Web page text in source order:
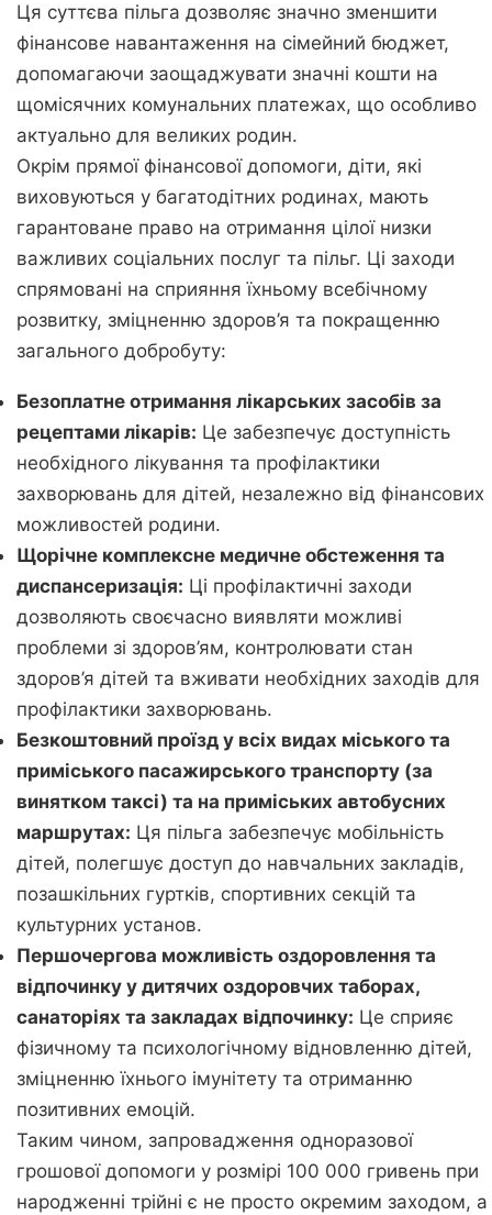
Ця суттєва пільга дозволяє значно зменшити
фінансове навантаження на сімейний бюджет,
допомагаючи заощаджувати значні кошти на
щомісячних комунальних платежах, що особливо
актуально для великих родин.
Окрім прямої фінансової допомоги, діти, які
виховуються у багатодітних родинах, мають
гарантоване право на отримання цілої низки
важливих соціальних послуг та пільг. Ці заходи
спрямовані на сприяння їхньому всебічному
розвитку, зміцненню здоров’я та покращенню
загального добробуту:
Безоплатне отримання лікарських засобів за
рецептами лікарів: Це забезпечує доступність
необхідного лікування та профілактики
захворювань для дітей, незалежно від фінансових
можливостей родини.
Щорічне комплексне медичне обстеження та
диспансеризація: Ці профілактичні заходи
дозволяють своєчасно виявляти можливі
проблеми зі здоров’ям, контролювати стан
здоров’я дітей та вживати необхідних заходів для
профілактики захворювань.
Безкоштовний проїзд у всіх видах міського та
приміського пасажирського транспорту (за
винятком таксі) та на приміських автобусних
маршрутах: Ця пільга забезпечує мобільність
дітей, полегшує доступ до навчальних закладів,
позашкільних гуртків, спортивних секцій та
культурних установ.
Першочергова можливість оздоровлення та
відпочинку у дитячих оздоровчих таборах,
санаторіях та закладах відпочинку: Це сприяє
фізичному та психологічному відновленню дітей,
зміцненню їхнього імунітету та отриманню
позитивних емоцій.
Таким чином, запровадження одноразової
грошової допомоги у розмірі 100 000 гривень при
народженні трійні є не просто окремим заходом, а